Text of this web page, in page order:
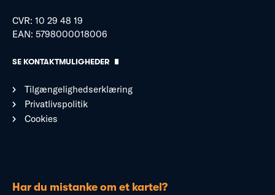
CVR: 10 29 48 19
EAN: 5798000018006
SE KONTAKTMULIGHEDER
Tilgængelighedserklæring
Privatlivspolitik
Cookies
Har du mistanke om et kartel?